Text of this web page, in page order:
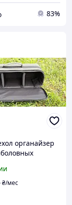
83%
органайзер
техники
₴/мес